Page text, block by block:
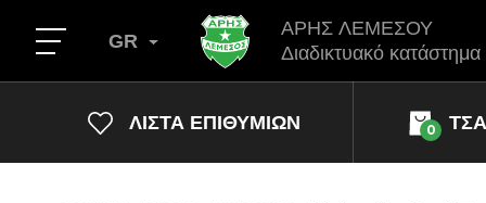
ΑΡΗΣ ΛΕΜΕΣΟΥ
Διαδικτυακό κατάστημα
GR
ΛΊΣΤΑ ΕΠΙΘΥΜΙΏΝ 0